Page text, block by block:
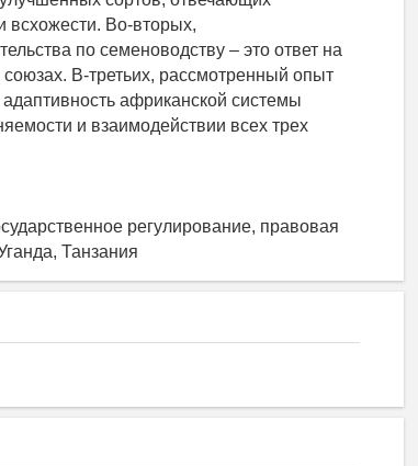
всхожести. Во-вторых,
по семеноводству – это ответ на
В-третьих, рассмотренный опыт
африканской системы
и взаимодействии всех трех
регулирование, правовая
Танзания